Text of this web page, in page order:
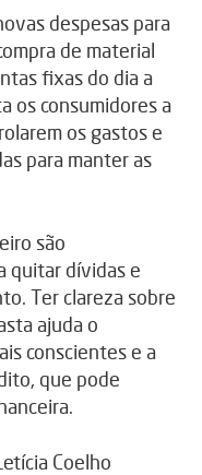
despesas para
de material
fixas do dia a
os consumidores a
os gastos e
para manter as
são
quitar dívidas e
Ter clareza sobre
ajuda o
conscientes e a
que pode
Coelho